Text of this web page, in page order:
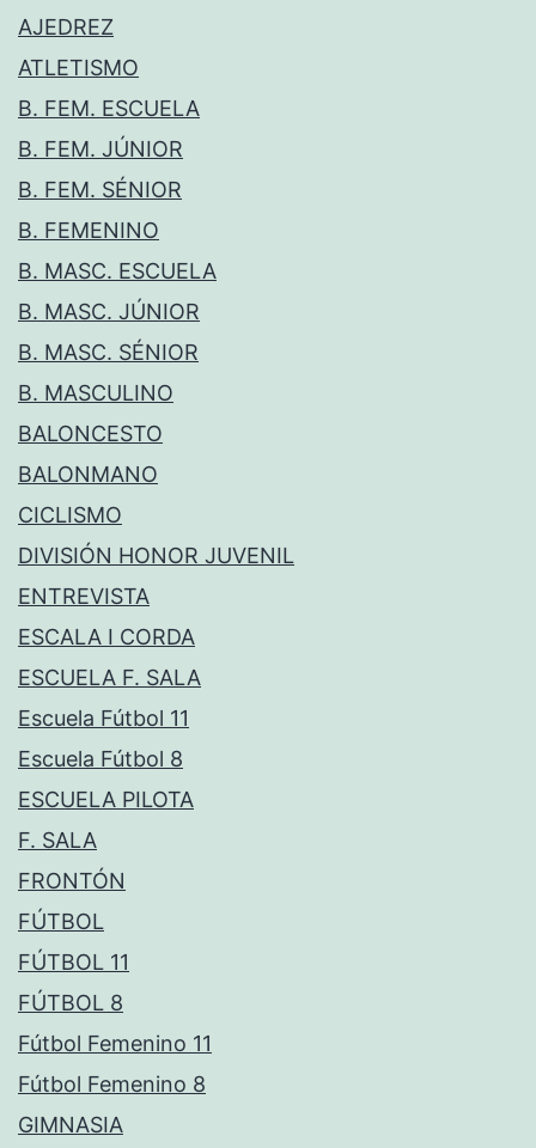
AJEDREZ
ATLETISMO
B. FEM. ESCUELA
B. FEM. JÚNIOR
B. FEM. SÉNIOR
B. FEMENINO
B. MASC. ESCUELA
B. MASC. JÚNIOR
B. MASC. SÉNIOR
B. MASCULINO
BALONCESTO
BALONMANO
CICLISMO
DIVISIÓN HONOR JUVENIL
ENTREVISTA
ESCALA I CORDA
ESCUELA F. SALA
Escuela Fútbol 11
Escuela Fútbol 8
ESCUELA PILOTA
F. SALA
FRONTÓN
FÚTBOL
FÚTBOL 11
FÚTBOL 8
Fútbol Femenino 11
Fútbol Femenino 8
GIMNASIA